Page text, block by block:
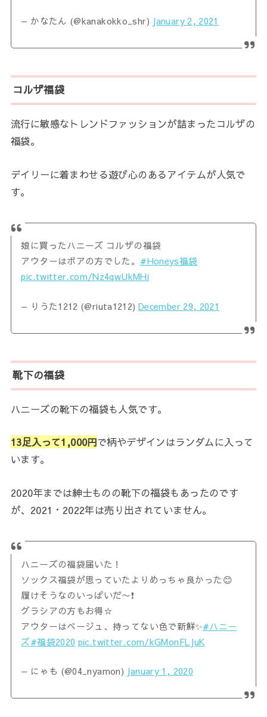
— かなたん (@kanakokko_shr) January 2, 2021
コルザ福袋
流行に敏感なトレンドファッションが詰まったコルザの
福袋。
デイリーに着まわせる遊び心のあるアイテムが人気で
す。
娘に買ったハニーズ コルザの福袋
アウターはボアの方でした。 #Honeys福袋
pic.twitter.com/Nz4qwUkMHi
— りうた1212 (@riuta1212) December 29, 2021
靴下の福袋
ハニーズの靴下の福袋も人気です。
13足入って1,000円で柄やデザインはランダムに入って
います。
2020年までは紳士ものの靴下の福袋もあったのです
が、2021・2022年は売り出されていません。
ハニーズの福袋届いた！
ソックス福袋が思っていたよりめっちゃ良かった😊
履けそうなのいっぱいだ〜❗
グラシアの方もお得☆
アウターはベージュ、持ってない色で新鮮✨#ハニー
ズ#福袋2020 pic.twitter.com/kGMonFLJuK
— にゃも (@04_nyamon) January 1, 2020